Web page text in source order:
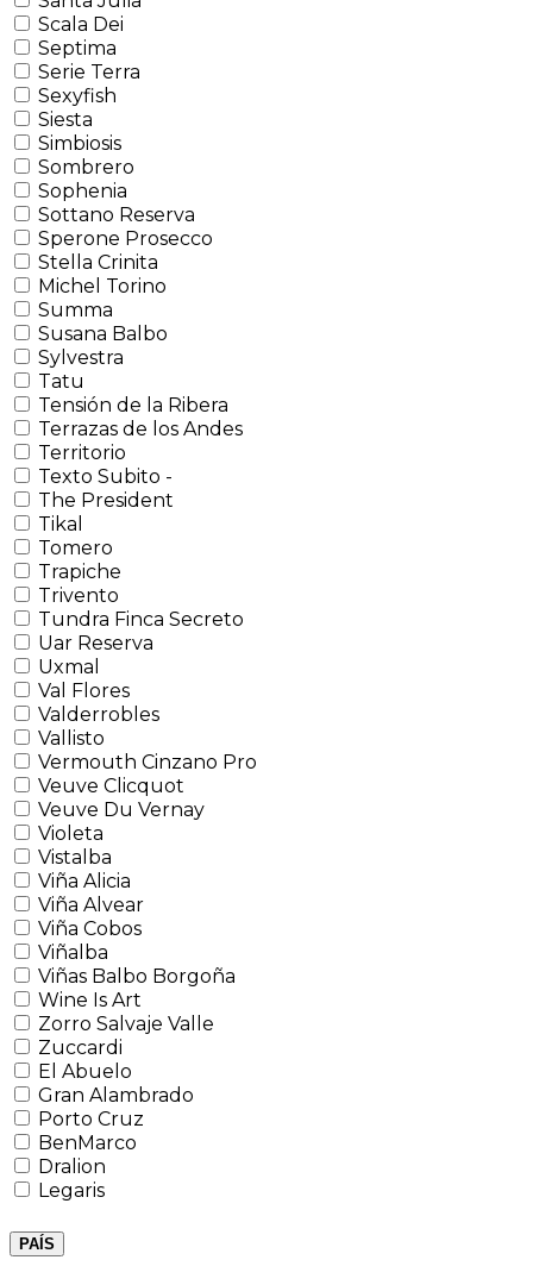
Scala Dei
Septima
Serie Terra
Sexyfish
Siesta
Simbiosis
Sombrero
Sophenia
Sottano Reserva
Sperone Prosecco
Stella Crinita
Michel Torino
Summa
Susana Balbo
Sylvestra
Tatu
Tensión de la Ribera
Terrazas de los Andes
Territorio
Texto Subito -
The President
Tikal
Tomero
Trapiche
Trivento
Tundra Finca Secreto
Uar Reserva
Uxmal
Val Flores
Valderrobles
Vallisto
Vermouth Cinzano Pro
Veuve Clicquot
Veuve Du Vernay
Violeta
Vistalba
Viña Alicia
Viña Alvear
Viña Cobos
Viñalba
Viñas Balbo Borgoña
Wine Is Art
Zorro Salvaje Valle
Zuccardi
El Abuelo
Gran Alambrado
Porto Cruz
BenMarco
Dralion
Legaris
PAÍS